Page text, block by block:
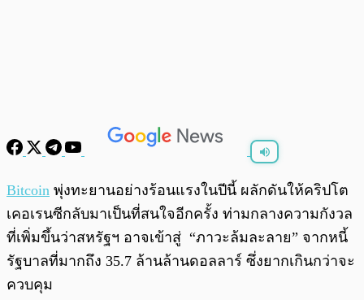
พร้อมเล่น 0:00 / 0:00
Bitcoin พุ่งทะยานอย่างร้อนแรงในปีนี้ ผลักดันให้คริปโต
เคอเรนซีกลับมาเป็นที่สนใจอีกครั้ง ท่ามกลางความกังวล
ที่เพิ่มขึ้นว่าสหรัฐฯ อาจเข้าสู่ “ภาวะล้มละลาย” จากหนี้
รัฐบาลที่มากถึง 35.7 ล้านล้านดอลลาร์ ซึ่งยากเกินกว่าจะ
ควบคุม